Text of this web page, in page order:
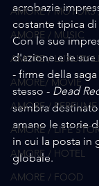
AMORE / MOTORS
AMORE / MUSIC
AMORE / LUXURY
AMORE/ MOVIE
AMORE / PERFUME
AMORE / LIFE
AMORE / HOTEL
AMORE / FOOD
acrobazie
costante tipica
Con le sue
d'azione e le
- firme della
stesso - Dead
sembra
amano le storie
in cui la posta in
globale.